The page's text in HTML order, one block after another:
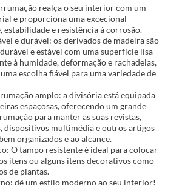
realça o seu interior com um
e proporciona uma excecional
estabilidade e resistência à corrosão.
e durável: os derivados de madeira são
e estável com uma superfície lisa
à humidade, deformação e rachadelas,
escolha fiável para uma variedade de
amplo: a divisória está equipada
espaçosas, oferecendo um grande
para manter as suas revistas,
dispositivos multimédia e outros artigos
organizados e ao alcance.
O tampo resistente é ideal para colocar
itens ou alguns itens decorativos como
de plantas.
dê um estilo moderno ao seu interior!